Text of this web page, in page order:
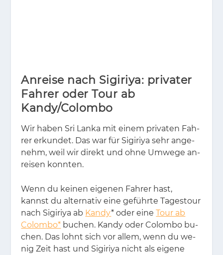
Anreise nach Sigiriya: privater
Fahrer oder Tour ab
Kandy/Colombo
Wir ha­ben Sri Lan­ka mit ei­nem pri­va­ten Fah­
rer er­kun­det. Das war für Si­gi­riya sehr an­ge­
nehm, weil wir di­rekt und ohne Um­we­ge an­
rei­sen konn­ten.
Wenn du kei­nen ei­ge­nen Fah­rer hast,
kannst du al­ter­na­tiv eine ge­führ­te Ta­ges­tour
nach Si­gi­riya ab Kandy* oder eineTour ab
Colombo* bu­chen. Kan­dy oder Co­lom­bo bu­
chen. Das lohnt sich vor al­lem, wenn du we­
nig Zeit hast und Si­gi­riya nicht als ei­ge­ne